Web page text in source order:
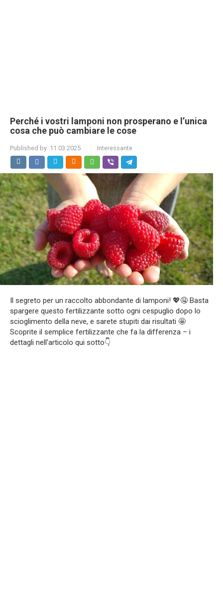
Perché i vostri lamponi non prosperano e l’unica
cosa che può cambiare le cose
Published by: 11.03.2025 Interessante
Il segreto per un raccolto abbondante di lamponi! 💖🤤 Basta
spargere questo fertilizzante sotto ogni cespuglio dopo lo
scioglimento della neve, e sarete stupiti dai risultati 🤩
Scoprite il semplice fertilizzante che fa la differenza – i
dettagli nell’articolo qui sotto👇